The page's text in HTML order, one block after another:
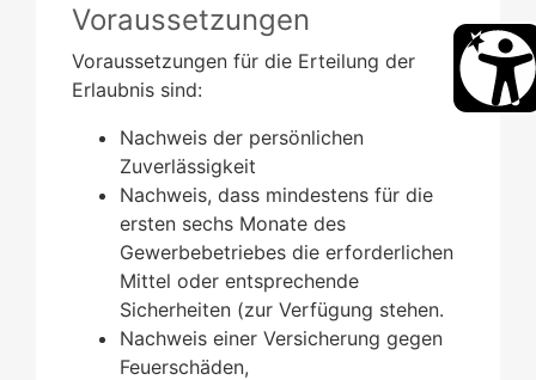
Voraussetzungen
Voraussetzungen für die Erteilung der
Erlaubnis sind:
Nachweis der persönlichen
Zuverlässigkeit
Nachweis, dass mindestens für die
ersten sechs Monate des
Gewerbebetriebes die erforderlichen
Mittel oder entsprechende
Sicherheiten (zur Verfügung stehen.
Nachweis einer Versicherung gegen
Feuerschäden,